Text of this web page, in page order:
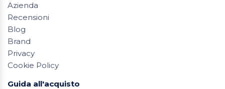
Azienda
Recensioni
Blog
Brand
Privacy
Cookie Policy
Guida all'acquisto